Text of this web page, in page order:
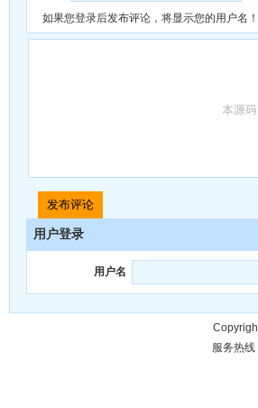
如果您登录后发布评论，将显示您的用户名
用户登录
用户名
服务热